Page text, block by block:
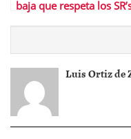
baja que respeta los
Luis Ortiz de